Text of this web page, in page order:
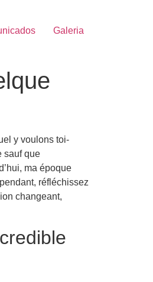
Galeria
y voulons toi-
sauf que
ma époque
réfléchissez
changeant,